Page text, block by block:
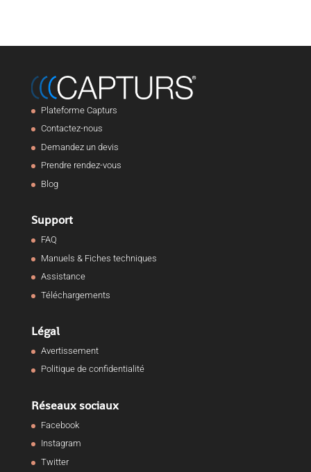
Plateforme Capturs
Contactez-nous
Demandez un devis
Prendre rendez-vous
Blog
Support
FAQ
Manuels & Fiches techniques
Assistance
Téléchargements
Légal
Avertissement
Politique de confidentialité
Réseaux sociaux
Facebook
Instagram
Twitter